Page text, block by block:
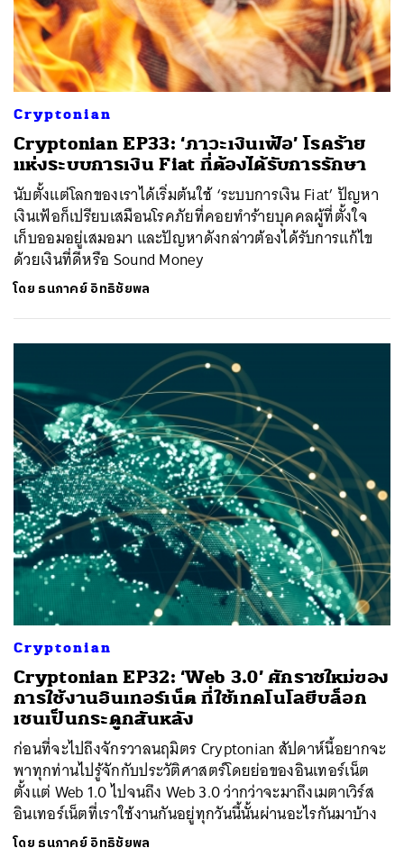
Cryptonian
Cryptonian EP33: ‘ภาวะเงินเฟ้อ’ โรคร้าย
แห่งระบบการเงิน Fiat ที่ต้องได้รับการรักษา
นับตั้งแต่โลกของเราได้เริ่มต้นใช้ ‘ระบบการเงิน Fiat’ ปัญหา
เงินเฟ้อก็เปรียบเสมือนโรคภัยที่คอยทำร้ายบุคคลผู้ที่ตั้งใจ
เก็บออมอยู่เสมอมา และปัญหาดังกล่าวต้องได้รับการแก้ไข
ด้วยเงินที่ดีหรือ Sound Money
โดย ธนภาคย์ อิทธิชัยพล
Cryptonian
Cryptonian EP32: ‘Web 3.0’ ศักราชใหม่ของ
การใช้งานอินเทอร์เน็ต ที่ใช้เทคโนโลยีบล็อก
เชนเป็นกระดูกสันหลัง
ก่อนที่จะไปถึงจักรวาลนฤมิตร Cryptonian สัปดาห์นี้อยากจะ
พาทุกท่านไปรู้จักกับประวัติศาสตร์โดยย่อของอินเทอร์เน็ต
ตั้งแต่ Web 1.0 ไปจนถึง Web 3.0 ว่ากว่าจะมาถึงเมตาเวิร์ส
อินเทอร์เน็ตที่เราใช้งานกันอยู่ทุกวันนี้นั้นผ่านอะไรกันมาบ้าง
โดย ธนภาคย์ อิทธิชัยพล